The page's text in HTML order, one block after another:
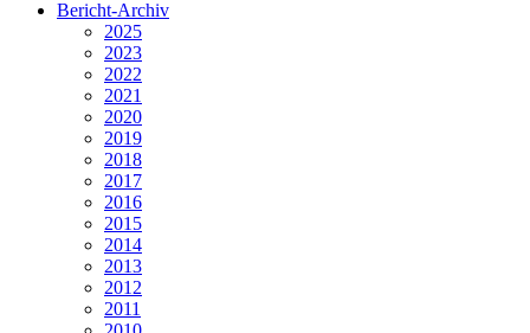
Bericht-Archiv
2025
2023
2022
2021
2020
2019
2018
2017
2016
2015
2014
2013
2012
2011